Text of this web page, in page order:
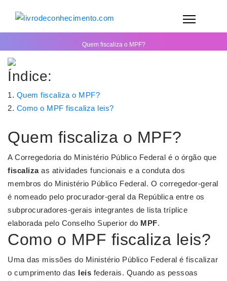
Quem fiscaliza o MPF?
Índice:
Quem fiscaliza o MPF?
Como o MPF fiscaliza leis?
Quem fiscaliza o MPF?
A Corregedoria do Ministério Público Federal é o órgão que
fiscalizaas atividades funcionais e a conduta dos
membros do Ministério Público Federal. O corregedor-geral
é nomeado pelo procurador-geral da República entre os
subprocuradores-gerais integrantes de lista tríplice
elaborada pelo Conselho Superior do MPF.
Como o MPF fiscaliza leis?
Uma das missões do Ministério Público Federal é fiscalizar
o cumprimento das leis federais. Quando as pessoas